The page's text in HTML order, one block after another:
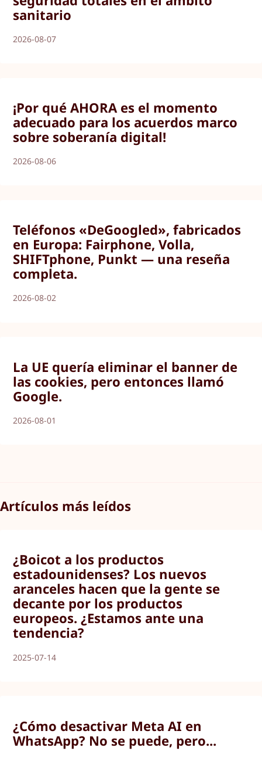
sanitario
2026-08-07
¡Por qué AHORA es el momento
adecuado para los acuerdos marco
sobre soberanía digital!
2026-08-06
Teléfonos «DeGoogled», fabricados
en Europa: Fairphone, Volla,
SHIFTphone, Punkt — una reseña
completa.
2026-08-02
La UE quería eliminar el banner de
las cookies, pero entonces llamó
Google.
2026-08-01
Artículos más leídos
¿Boicot a los productos
estadounidenses? Los nuevos
aranceles hacen que la gente se
decante por los productos
europeos. ¿Estamos ante una
tendencia?
2025-07-14
¿Cómo desactivar Meta AI en
WhatsApp? No se puede, pero...